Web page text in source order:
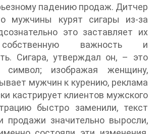
падению продаж. Дитчер
мужчины курят сигары из-за
это заставляет их
важность и
Сигара, утверждал он, – это
символ; изображая женщину,
мужчин к курению, реклама
кастрирует клиентов мужского
быстро заменили, текст
продажи значительно выросли,